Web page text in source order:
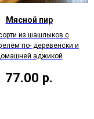
Мясной пир
из шашлыков с
по- деревенски и
аджикой
77.00 р.